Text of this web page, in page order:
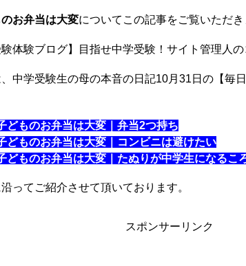
お弁当は大変についてこの記事をご覧いただ
験体験ブログ】目指せ中学受験！サイト管理人の
中学受験生の母の本音の日記10月31日の【毎
どものお弁当は大変｜弁当2つ持ち
どものお弁当は大変｜コンビニは避けたい
どものお弁当は大変｜たぬりが中学生になるこ
ってご紹介させて頂いております。
スポンサーリンク